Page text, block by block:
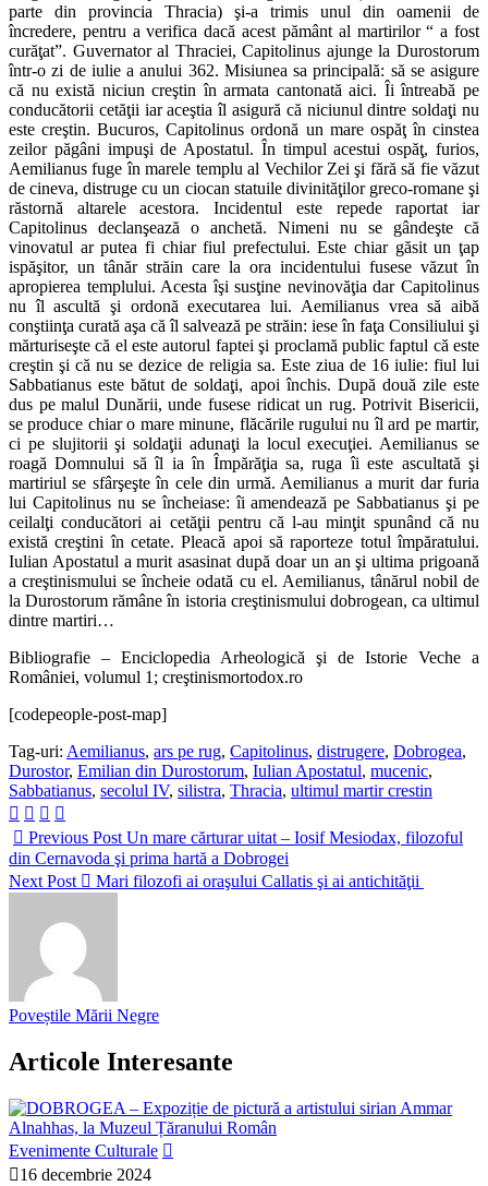
parte din provincia Thracia) şi-a trimis unul din oamenii de
încredere, pentru a verifica dacă acest pământ al martirilor “ a fost
curăţat”. Guvernator al Thraciei, Capitolinus ajunge la Durostorum
într-o zi de iulie a anului 362. Misiunea sa principală: să se asigure
că nu există niciun creştin în armata cantonată aici. Îi întreabă pe
conducătorii cetăţii iar aceştia îl asigură că niciunul dintre soldaţi nu
este creştin. Bucuros, Capitolinus ordonă un mare ospăţ în cinstea
zeilor păgâni impuşi de Apostatul. În timpul acestui ospăţ, furios,
Aemilianus fuge în marele templu al Vechilor Zei şi fără să fie văzut
de cineva, distruge cu un ciocan statuile divinităţilor greco-romane şi
răstornă altarele acestora. Incidentul este repede raportat iar
Capitolinus declanşează o anchetă. Nimeni nu se gândeşte că
vinovatul ar putea fi chiar fiul prefectului. Este chiar găsit un ţap
ispăşitor, un tânăr străin care la ora incidentului fusese văzut în
apropierea templului. Acesta îşi susţine nevinovăţia dar Capitolinus
nu îl ascultă şi ordonă executarea lui. Aemilianus vrea să aibă
conştiinţa curată aşa că îl salvează pe străin: iese în faţa Consiliului şi
mărturiseşte că el este autorul faptei şi proclamă public faptul că este
creştin şi că nu se dezice de religia sa. Este ziua de 16 iulie: fiul lui
Sabbatianus este bătut de soldaţi, apoi închis. După două zile este
dus pe malul Dunării, unde fusese ridicat un rug. Potrivit Bisericii,
se produce chiar o mare minune, flăcările rugului nu îl ard pe martir,
ci pe slujitorii şi soldaţii adunaţi la locul execuţiei. Aemilianus se
roagă Domnului să îl ia în Împărăţia sa, ruga îi este ascultată şi
martiriul se sfârşeşte în cele din urmă. Aemilianus a murit dar furia
lui Capitolinus nu se încheiase: îi amendează pe Sabbatianus şi pe
ceilalţi conducători ai cetăţii pentru că l-au minţit spunând că nu
există creştini în cetate. Pleacă apoi să raporteze totul împăratului.
Iulian Apostatul a murit asasinat după doar un an şi ultima prigoană
a creştinismului se încheie odată cu el. Aemilianus, tânărul nobil de
la Durostorum rămâne în istoria creştinismului dobrogean, ca ultimul
dintre martiri…
Bibliografie – Enciclopedia Arheologică şi de Istorie Veche a
României, volumul 1; creştinismortodox.ro
[codepeople-post-map]
Tag-uri: Aemilianus, ars pe rug, Capitolinus, distrugere, Dobrogea,
Durostor, Emilian din Durostorum, Iulian Apostatul, mucenic,
Sabbatianus, secolul IV, silistra, Thracia, ultimul martir crestin
Previous Post Un mare cărturar uitat – Iosif Mesiodax, filozoful
din Cernavoda şi prima hartă a Dobrogei
Next Post
Mari filozofi ai oraşului Callatis şi ai antichităţii
Poveștile Mării Negre
Articole Interesante
Evenimente Culturale
16 decembrie 2024